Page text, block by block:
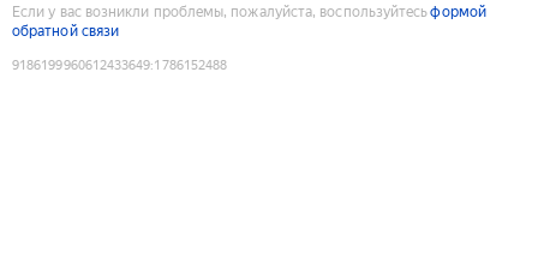
Если у вас возникли проблемы, пожалуйста, воспользуйтесьформой
обратной связи
9186199960612433649:1786152488